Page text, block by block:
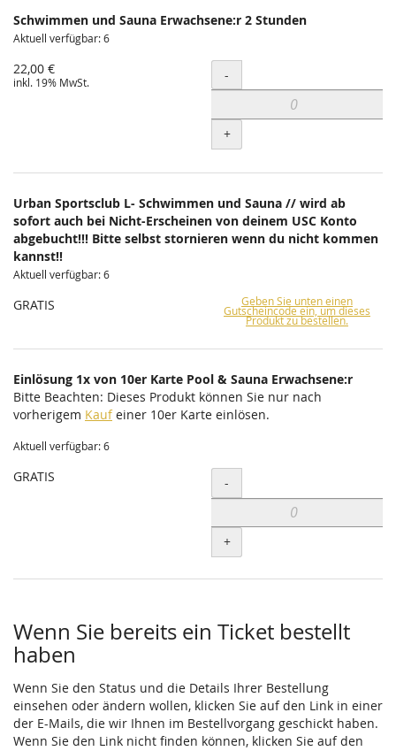
Schwimmen und Sauna Erwachsene:r 2 Stunden
Aktuell verfügbar: 6
22,00 €
inkl. 19% MwSt. Menge
-
+
Urban Sportsclub L- Schwimmen und Sauna // wird ab
sofort auch bei Nicht-Erscheinen von deinem USC Konto
abgebucht!!! Bitte selbst stornieren wenn du nicht kommen
kannst!!
Aktuell verfügbar: 6
GRATIS Geben Sie unten einen
Gutscheincode ein, um dieses
Produkt zu bestellen.
Einlösung 1x von 10er Karte Pool & Sauna Erwachsene:r
Bitte Beachten: Dieses Produkt können Sie nur nach
vorherigem Kaufeiner 10er Karte einlösen.
Aktuell verfügbar: 6
GRATIS Menge
-
+
Wenn Sie bereits ein Ticket bestellt
haben
Wenn Sie den Status und die Details Ihrer Bestellung
einsehen oder ändern wollen, klicken Sie auf den Link in einer
der E-Mails, die wir Ihnen im Bestellvorgang geschickt haben.
Wenn Sie den Link nicht finden können, klicken Sie auf den